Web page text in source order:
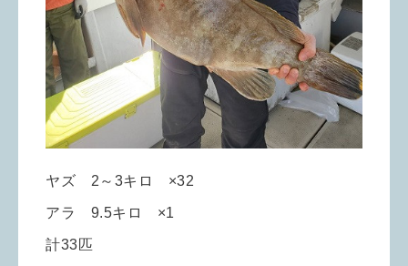
ヤズ 2～3キロ ×32
アラ 9.5キロ ×1
計33匹